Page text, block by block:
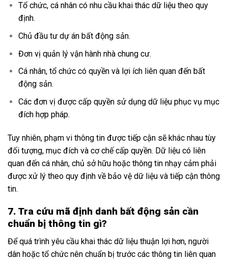
Tổ chức, cá nhân có nhu cầu khai thác dữ liệu theo quy
định.
Chủ đầu tư dự án bất động sản.
Đơn vị quản lý vận hành nhà chung cư.
Cá nhân, tổ chức có quyền và lợi ích liên quan đến bất
động sản.
Các đơn vị được cấp quyền sử dụng dữ liệu phục vụ mục
đích hợp pháp.
Tuy nhiên, phạm vi thông tin được tiếp cận sẽ khác nhau tùy
đối tượng, mục đích và cơ chế cấp quyền. Dữ liệu có liên
quan đến cá nhân, chủ sở hữu hoặc thông tin nhạy cảm phải
được xử lý theo quy định về bảo vệ dữ liệu và tiếp cận thông
tin.
7. Tra cứu mã định danh bất động sản cần
chuẩn bị thông tin gì?
Để quá trình yêu cầu khai thác dữ liệu thuận lợi hơn, người
dân hoặc tổ chức nên chuẩn bị trước các thông tin liên quan